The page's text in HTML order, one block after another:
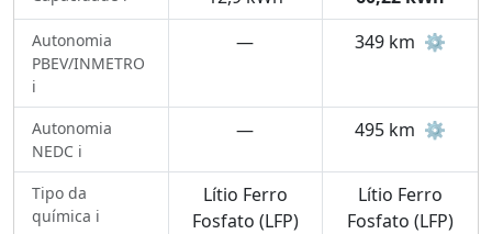
Autonomia
PBEV/INMETRO
ℹ️
— 349 km ⚙️
Autonomia
NEDC ℹ️
— 495 km ⚙️
Tipo da
química ℹ️
Lítio Ferro
Fosfato (LFP)
Lítio Ferro
Fosfato (LFP)